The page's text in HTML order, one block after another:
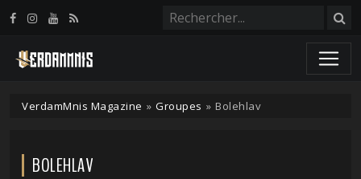
VerdamMnis Magazine » Groupes » Bolehlav
BOLEHLAV
Panneau de gestion des cookies